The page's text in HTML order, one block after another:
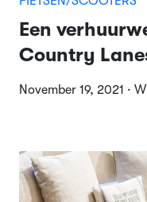
Een
Country
November 19, 2021 ·